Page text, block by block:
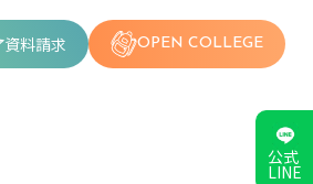
資料請求 OPEN COLLEGE
公式
LINE